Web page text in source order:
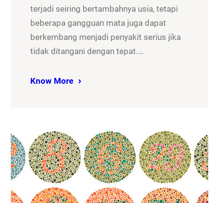
terjadi seiring bertambahnya usia, tetapi
beberapa gangguan mata juga dapat
berkembang menjadi penyakit serius jika
tidak ditangani dengan tepat.…
Know More